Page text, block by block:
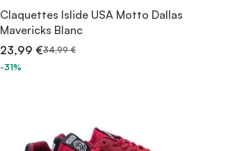
Claquettes Islide USA Motto Dallas
Mavericks Blanc
23,99 €34,99 €
-31%